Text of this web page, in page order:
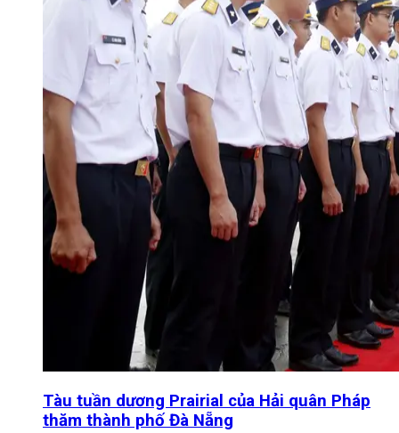
Tàu tuần dương Prairial của Hải quân Pháp
thăm thành phố Đà Nẵng